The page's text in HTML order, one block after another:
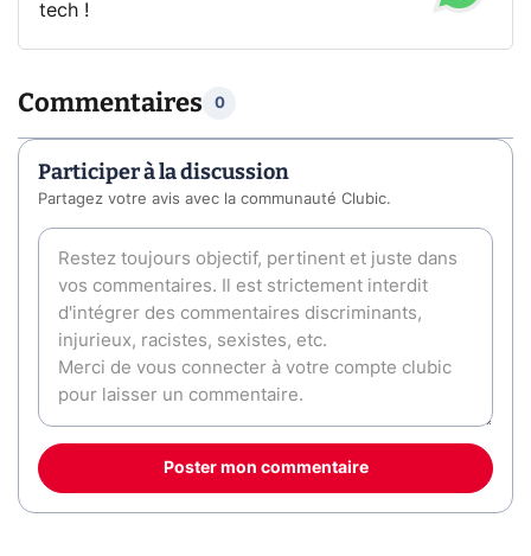
tech !
Commentaires 0
Participer à la discussion
Partagez votre avis avec la communauté Clubic.
Poster mon commentaire